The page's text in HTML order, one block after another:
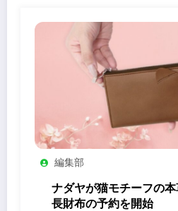
編集部
ナダヤが猫モチーフの本
長財布の予約を開始